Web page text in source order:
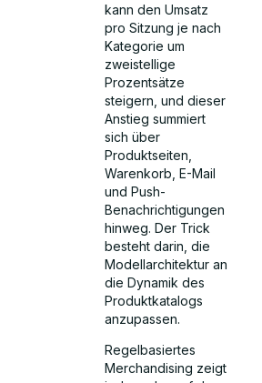
kann den Umsatz
pro Sitzung je nach
Kategorie um
zweistellige
Prozentsätze
steigern, und dieser
Anstieg summiert
sich über
Produktseiten,
Warenkorb, E-Mail
und Push-
Benachrichtigungen
hinweg. Der Trick
besteht darin, die
Modellarchitektur an
die Dynamik des
Produktkatalogs
anzupassen.
Regelbasiertes
Merchandising zeigt